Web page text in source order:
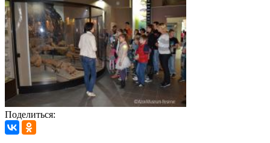
Поделиться: